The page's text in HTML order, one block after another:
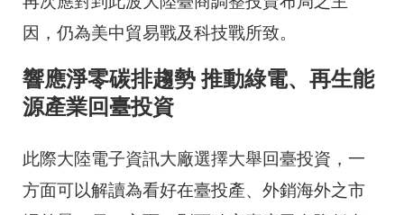
因，仍為美中貿易戰及科技戰所致。
響應淨零碳排趨勢 推動綠電、再生能
源產業回臺投資
此際大陸電子資訊大廠選擇大舉回臺投資，一
方面可以解讀為看好在臺投產、外銷海外之市